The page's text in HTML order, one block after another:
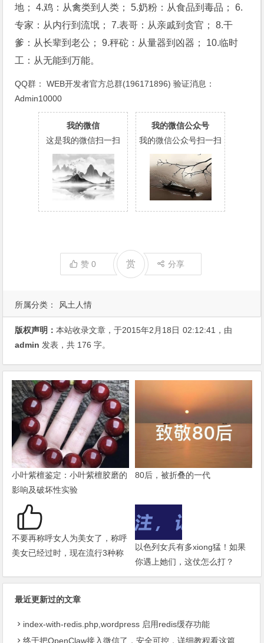
所属分类： 风土人情
地； 4.鸡：从禽类到人类； 5.奶粉：从食品到毒品； 6.
专家：从内行到流氓； 7.表哥：从亲戚到贪官； 8.干
爹：从长辈到老公； 9.秤砣：从量器到凶器； 10.临时
工：从无能到万能。
QQ群：WEB开发者官方总群(196171896) 验证消息：
Admin10000
我的微信
这是我的微信扫一扫
我的微信公众号
我的微信公众号扫一扫
赞0 赏 分享
版权声明：本站收录文章，于2015年2月18日 02:12:41 ，由
admin 发表，共 176 字。
小叶紫檀鉴定：小叶紫檀胶磨的
影响及破坏性实验
80后，被折叠的一代
不要再称呼女人为美女了，称呼
美女已经过时，现在流行3种称
以色列女兵有多xiong猛！如果
你遇上她们，这仗怎么打？
最近更新过的文章
index-with-redis.php,wordpress 启用redis缓存功能
终于把OpenClaw接入微信了，安全可控，详细教程看这篇